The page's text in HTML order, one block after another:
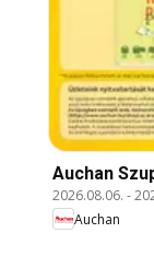
Auchan
2026.08.06. -
Auchan